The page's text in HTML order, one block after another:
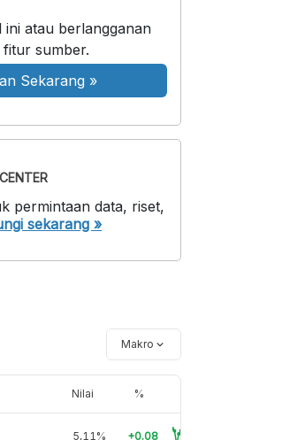
ini atau berlangganan
sumber.
Sekarang »
permintaan data, riset,
sekarang »
Makro
Nilai %
5,11% +0.08